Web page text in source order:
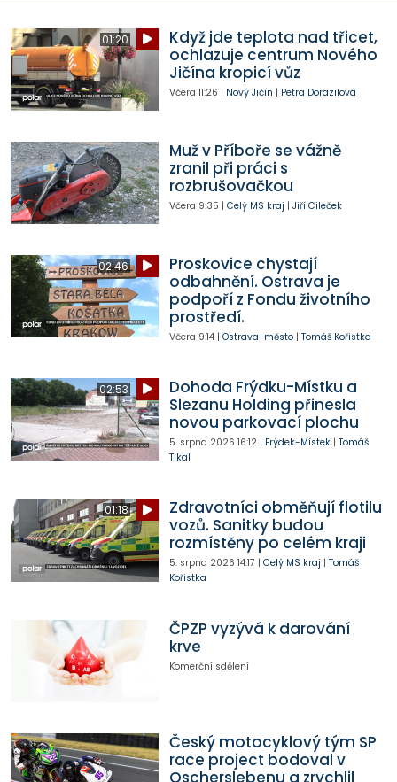
01:20
Když jde teplota nad třicet,
ochlazuje centrum Nového
Jičína kropicí vůz
Včera 11:26 | Nový Jičín | Petra Dorazilová
Muž v Příboře se vážně
zranil při práci s
rozbrušovačkou
Včera 9:35 | Celý MS kraj | Jiří Cileček
02:46
Proskovice chystají
odbahnění. Ostrava je
podpoří z Fondu životního
prostředí.
Včera 9:14| Ostrava-město| Tomáš Kořistka
02:53
Dohoda Frýdku-Místku a
Slezanu Holding přinesla
novou parkovací plochu
5. srpna 2026 16:12| Frýdek-Místek| Tomáš
Tikal
01:18
Zdravotníci obměňují flotilu
vozů. Sanitky budou
rozmístěny po celém kraji
5. srpna 2026 14:17 | Celý MS kraj | Tomáš
Kořistka
ČPZP vyzývá k darování
krve
Komerční sdělení
Český motocyklový tým SP
race project bodoval v
Oscherslebenu a zrychlil